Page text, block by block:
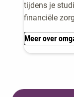
tijdens je
financiële
Meer over